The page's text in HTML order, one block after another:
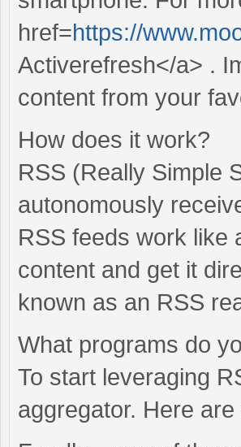
href=https://
Activerefresh</a> .
content from your
How does it work?
RSS (Really Simple
autonomously
RSS feeds work like
content and get it
known as an RSS
What programs do
To start leveraging
aggregator. Here